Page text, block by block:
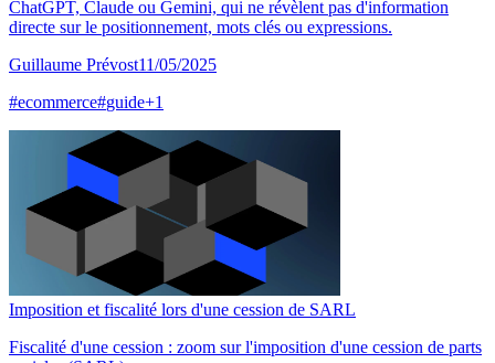
ChatGPT, Claude ou Gemini, qui ne révèlent pas d'information
directe sur le positionnement, mots clés ou expressions.
Guillaume Prévost11/05/2025
#ecommerce#guide+1
Imposition et fiscalité lors d'une cession de SARL
Fiscalité d'une cession : zoom sur l'imposition d'une cession de parts